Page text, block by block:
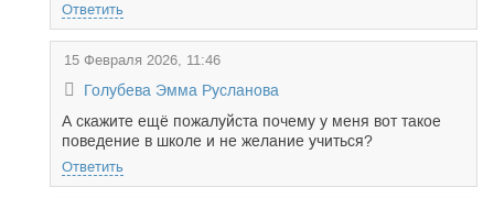
Ответить
15 Февраля 2026, 11:46
Голубева Эмма Русланова
А скажите ещё пожалуйста почему у меня вот такое
поведение в школе и не желание учиться?
Ответить